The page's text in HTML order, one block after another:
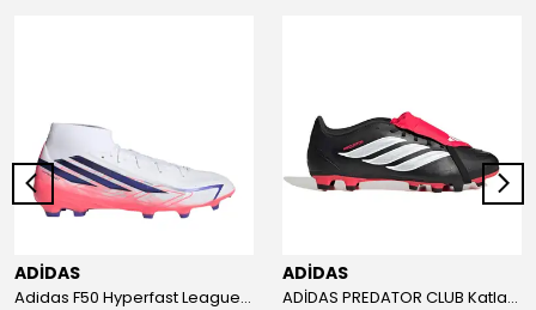
ADİDAS
Adidas F50 Hyperfast League Mid Erkek Krampon (IH7090)
ADİDAS
ADİDAS PREDATOR CLUB Katlanır Dilli Çim Saha/Çoklu Zemin Kramponu JR3330